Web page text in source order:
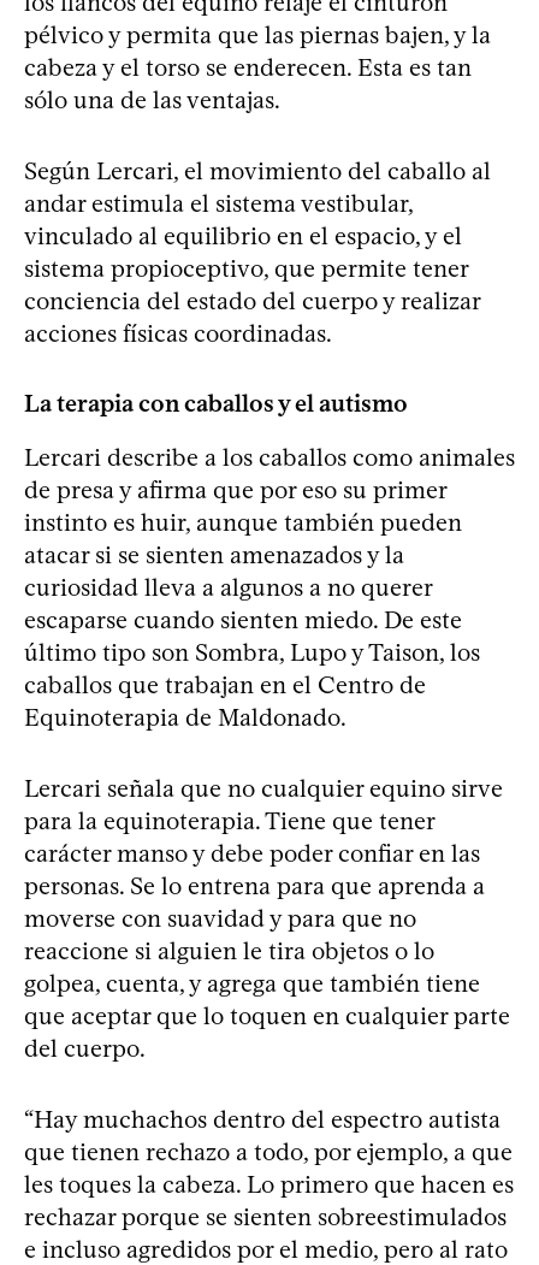
pélvico y permita que las piernas bajen, y la
cabeza y el torso se enderecen. Esta es tan
sólo una de las ventajas.
Según Lercari, el movimiento del caballo al
andar estimula el sistema vestibular,
vinculado al equilibrio en el espacio, y el
sistema propioceptivo, que permite tener
conciencia del estado del cuerpo y realizar
acciones físicas coordinadas.
La terapia con caballos y el autismo
Lercari describe a los caballos como animales
de presa y afirma que por eso su primer
instinto es huir, aunque también pueden
atacar si se sienten amenazados y la
curiosidad lleva a algunos a no querer
escaparse cuando sienten miedo. De este
último tipo son Sombra, Lupo y Taison, los
caballos que trabajan en el Centro de
Equinoterapia de Maldonado.
Lercari señala que no cualquier equino sirve
para la equinoterapia. Tiene que tener
carácter manso y debe poder confiar en las
personas. Se lo entrena para que aprenda a
moverse con suavidad y para que no
reaccione si alguien le tira objetos o lo
golpea, cuenta, y agrega que también tiene
que aceptar que lo toquen en cualquier parte
del cuerpo.
“Hay muchachos dentro del espectro autista
que tienen rechazo a todo, por ejemplo, a que
les toques la cabeza. Lo primero que hacen es
rechazar porque se sienten sobreestimulados
e incluso agredidos por el medio, pero al rato